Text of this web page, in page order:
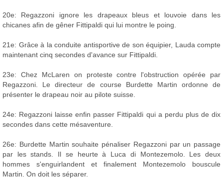
20e: Regazzoni ignore les drapeaux bleus et louvoie dans les
chicanes afin de gêner Fittipaldi qui lui montre le poing.
21e: Grâce à la conduite antisportive de son équipier, Lauda compte
maintenant cinq secondes d'avance sur Fittipaldi.
23e: Chez McLaren on proteste contre l'obstruction opérée par
Regazzoni. Le directeur de course Burdette Martin ordonne de
présenter le drapeau noir au pilote suisse.
24e: Regazzoni laisse enfin passer Fittipaldi qui a perdu plus de dix
secondes dans cette mésaventure.
26e: Burdette Martin souhaite pénaliser Regazzoni par un passage
par les stands. Il se heurte à Luca di Montezemolo. Les deux
hommes s'enguirlandent et finalement Montezemolo bouscule
Martin. On doit les séparer.